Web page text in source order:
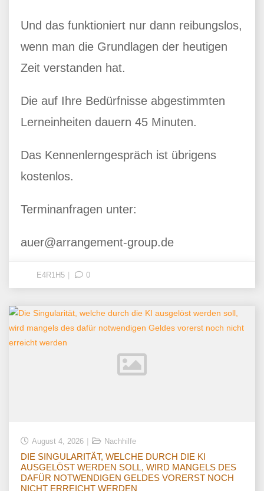
Und das funktioniert nur dann reibungslos,
wenn man die Grundlagen der heutigen
Zeit verstanden hat.
Die auf Ihre Bedürfnisse abgestimmten
Lerneinheiten dauern 45 Minuten.
Das Kennenlerngespräch ist übrigens
kostenlos.
Terminanfragen unter:
auer@arrangement-group.de
E4R1H5 0
August 4, 2026 Nachhilfe
DIE SINGULARITÄT, WELCHE DURCH DIE KI
AUSGELÖST WERDEN SOLL, WIRD MANGELS DES
DAFÜR NOTWENDIGEN GELDES VORERST NOCH
NICHT ERREICHT WERDEN